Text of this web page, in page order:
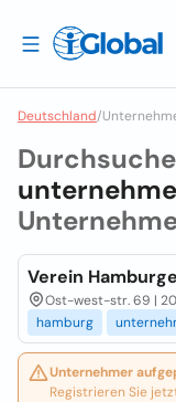
Deutschland/
Verein
Ost-west-str. 69 |
hamburg
Unternehmer
Registrieren Sie